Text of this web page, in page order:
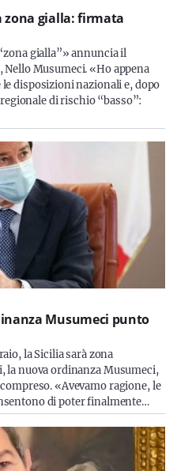
zona gialla: firmata
gialla”» annuncia il
Nello Musumeci. «Ho appena
disposizioni nazionali e, dopo
di rischio “basso”:
Musumeci punto
la Sicilia sarà zona
la nuova ordinanza Musumeci,
«Avevamo ragione, le
di poter finalmente…